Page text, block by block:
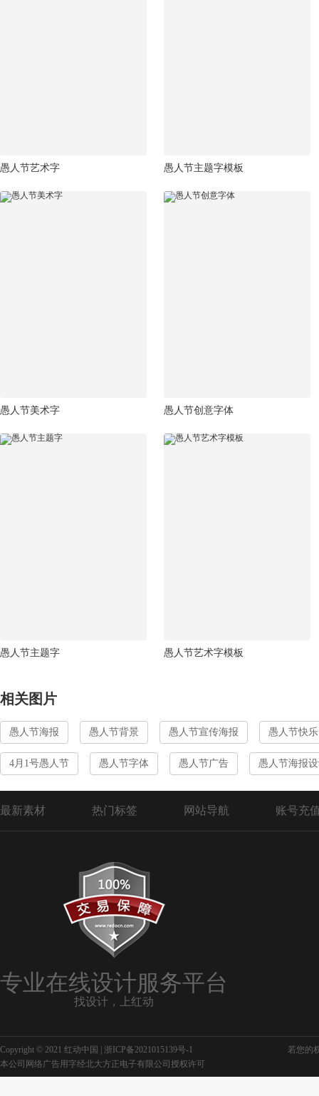
愚人节艺术字 愚人节主题字模板
愚人节美术字 愚人节创意字体
愚人节主题字 愚人节艺术字模板
相关图片
愚人节海报 愚人节背景 愚人节宣传海报 愚人节快乐
4月1号愚人节 愚人节字体 愚人节广告 愚人节海报
最新素材 热门标签 网站导航 账号充
专业在线设计服务平台
找设计，上红动
Copyright © 2021 红动中国 | 浙ICP备2021015139号-1
若您的
本公司网络广告用字经北大方正电子有限公司授权许可